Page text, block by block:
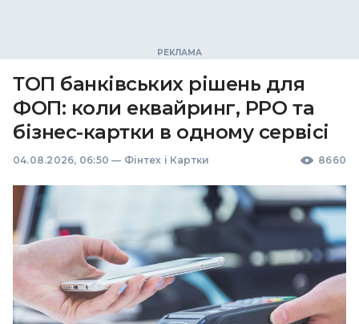
ТОП банківських рішень для
ФОП: коли еквайринг, РРО та
бізнес-картки в одному сервісі
04.08.2026, 06:50 — Фінтех і Картки 8660